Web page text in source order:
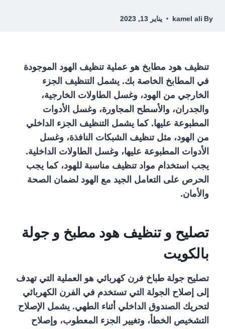
By
kamel ali يناير 13, 2023
تنظيف هود مطابخ هو عملية تنظيف الهود الموجودة
في المطابخ الخاصة بك. يشمل التنظيف الجزء
الخارجي من الهود، وغسل الطاولات الخارجية،
والجدران، والأسطح المجاورة، وغسل الأدوات
المطبوعة عليها. كما يشمل التنظيف الجزء الداخلي
من الهود، مثل تنظيف الشبكات النافذة، وغسل
الأدوات المطبوعة عليها، وغسل الطاولات الداخلية.
يجب استخدام مواد تنظيف مناسبة للهود، كما يجب
الحرص على التعامل الجيد مع الهود لضمان الصحة
والأمان.
تصليح و تنظيف هود مطبخ و جولة
بالكويت
تصليح جولة طباخ فرن كهربائي هو العملية التي تهدف
إلى إصلاح الجولة التي تستخدم في الفرن الكهربائي
لتحريك الصندوق الداخلي أثناء الطهي. يشمل الإصلاح
التشخيص الخطأ، وتغيير الجزء المعطوب، وإصلاح